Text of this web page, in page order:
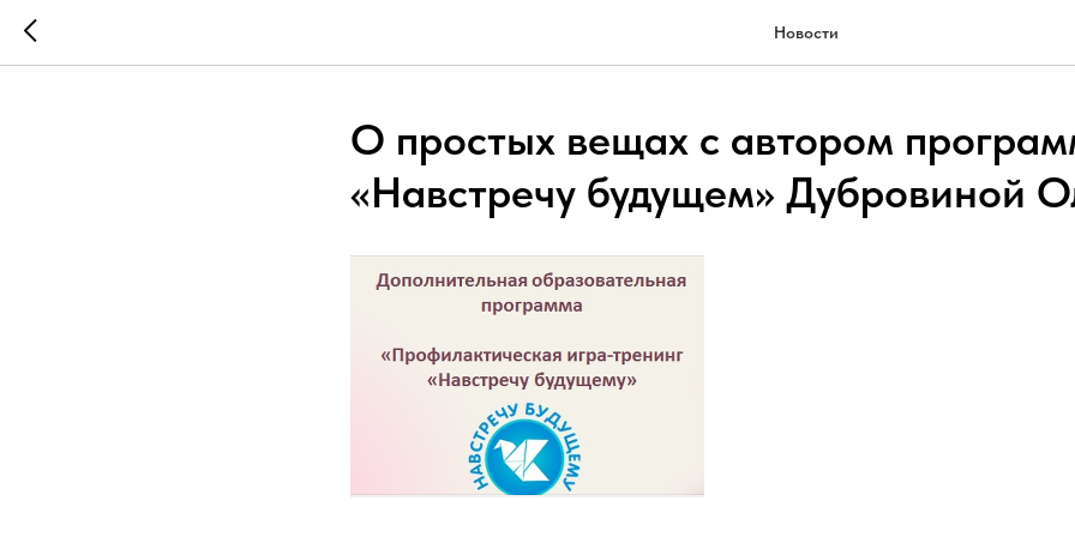
Новости
О простых вещах с автором
«Навстречу будущем» Дубровиной